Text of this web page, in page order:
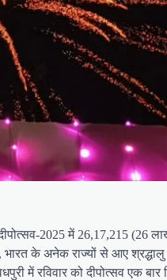
2025 में 26,17,215 (26
भारत के अनेक राज्यों से आए
में रविवार को दीपोत्सव एक